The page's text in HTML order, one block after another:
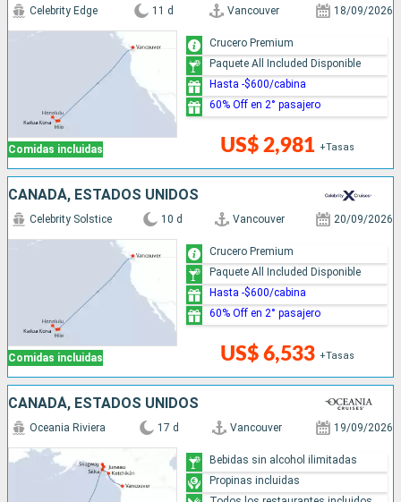
Comidas incluidas
Celebrity Edge 11 d Vancouver 18/09/2026
US$ 2,981 +Tasas
Crucero Premium
Paquete All Included Disponible
Hasta -$600/cabina
60% Off en 2° pasajero
CANADÁ, ESTADOS UNIDOS
Comidas incluidas
Celebrity Solstice 10 d Vancouver 20/09/2026
US$ 6,533 +Tasas
Crucero Premium
Paquete All Included Disponible
Hasta -$600/cabina
60% Off en 2° pasajero
CANADÁ, ESTADOS UNIDOS
Oceania Riviera 17 d Vancouver 19/09/2026
Bebidas sin alcohol ilimitadas
Propinas incluidas